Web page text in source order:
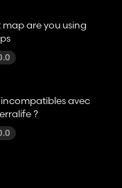
are you using
avec
?